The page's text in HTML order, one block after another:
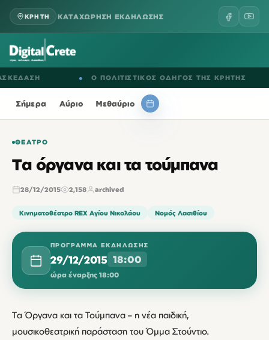
ΚΡΗΤΗ ΚΑΤΑΧΩΡΗΣΗ ΕΚΔΗΛΩΣΗΣ
Ο ΠΟΛΙΤΙΣΤΙΚΟΣ ΟΔΗΓΟΣ ΤΗΣ ΚΡΗΤΗΣ
Σήμερα Αύριο Μεθαύριο
ΘΈΑΤΡΟ
Τα όργανα και τα τούμπανα
28/12/2015 2,158 archived
Κινηματοθέατρο REX Αγίου Νικολάου Νομός Λασιθίου
ΠΡΌΓΡΑΜΜΑ ΕΚΔΉΛΩΣΗΣ
29/12/2015 18:00
ώρα έναρξης 18:00
Tα Όργανα και τα Τούμπανα – η νέα παιδική,
μουσικοθεατρική παράσταση του Όμμα Στούντιο.